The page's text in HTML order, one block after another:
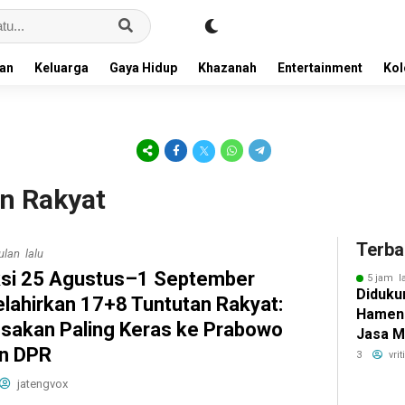
Keluarga Gaya Hidup Khazanah Entertainment
Rakyat
lalu
25 Agustus–1 September
17+8 Tuntutan Rakyat:
Paling Keras ke Prabowo
DPR
jatengvox
5 jam
Jasa
3